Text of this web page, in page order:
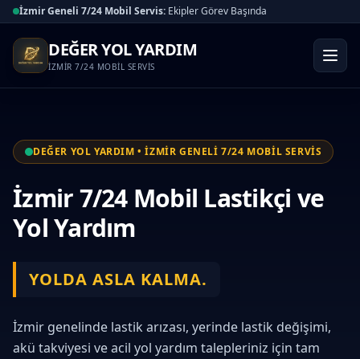
İzmir Geneli 7/24 Mobil Servis: Ekipler Görev Başında
DEĞER YOL YARDIM
İZMİR 7/24 MOBİL SERVİS
DEĞER YOL YARDIM • İZMİR GENELİ 7/24 MOBİL SERVİS
İzmir 7/24 Mobil Lastikçi ve
Yol Yardım
YOLDA ASLA KALMA.
İzmir genelinde lastik arızası, yerinde lastik değişimi,
akü takviyesi ve acil yol yardım talepleriniz için tam